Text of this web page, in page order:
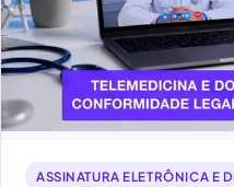
ASSINATURA ELETRÔNICA E